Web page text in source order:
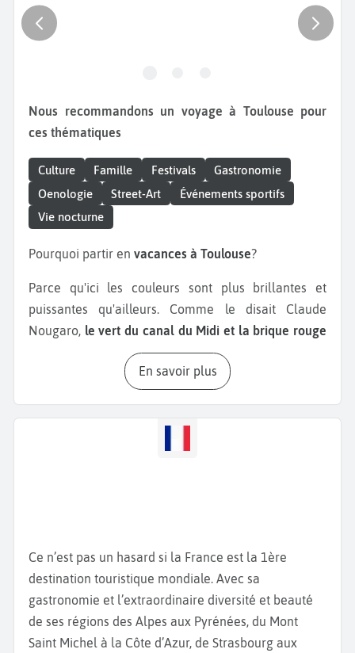
Nous recommandons un voyage à Toulouse pour
ces thématiques
Culture Famille Festivals
Gastronomie
Oenologie
Street-Art
Événements sportifs
Vie nocturne
Pourquoi partir en vacances à Toulouse?
Parce qu'ici les couleurs sont plus brillantes et
puissantes qu'ailleurs. Comme le disait Claude
Nougaro, le vert du canal du Midi et la brique rouge
, c'est le cœur de cette ville si vivante.
séjour à Toulouse , vous pouvez vous
promener à pied ou à vélo sur les bords de Garonne
aménagés ou sur le
Canal du Miditout
musées et aux sportifs. Toulouse possède un
patrimoine culturel et historique large et bien
conservé qui se situe principalement dans les
quartiersSaint SerninetSaint Cyprien: la Basilique
En savoir plus
Ce n’est pas un hasard si la France est la 1ère
destination touristique mondiale. Avec sa
gastronomie et l’extraordinaire diversité et beauté
de ses régions des Alpes aux Pyrénées, du Mont
Saint Michel à la Côte d’Azur, de Strasbourg aux